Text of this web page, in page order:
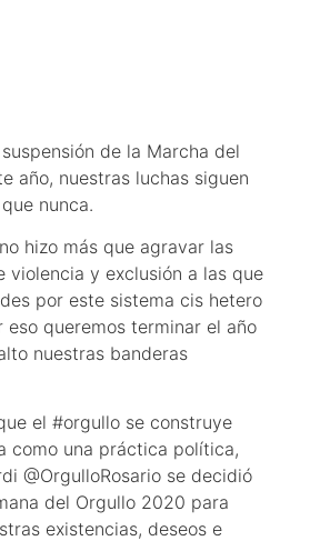
de la Marcha del
año, nuestras luchas siguen
nunca.
hizo más que agravar las
violencia y exclusión a las que
por este sistema cis hetero
eso queremos terminar el año
nuestras banderas
el #orgullo se construye
como una práctica política,
@OrgulloRosario se decidió
del Orgullo 2020 para
existencias, deseos e